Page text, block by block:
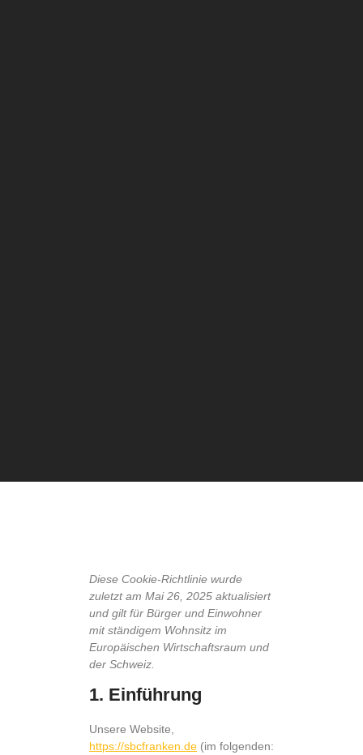
Diese Cookie-Richtlinie wurde
zuletzt am Mai 26, 2025 aktualisiert
und gilt für Bürger und Einwohner
mit ständigem Wohnsitz im
Europäischen Wirtschaftsraum und
der Schweiz.
1. Einführung
Unsere Website,
https://sbcfranken.de (im folgenden: